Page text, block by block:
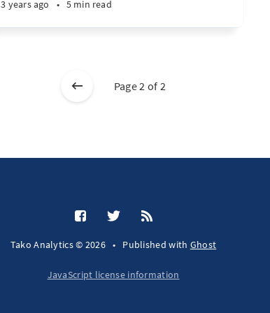
3 years ago • 5 min read
Page 2 of 2
Tako Analytics © 2026 • Published with Ghost
JavaScript license information